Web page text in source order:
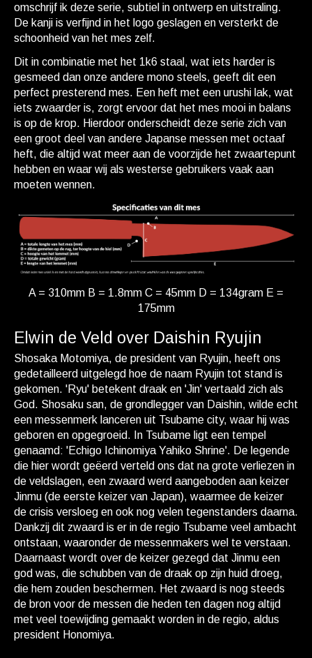
omschrijf ik deze serie, subtiel in ontwerp en uitstraling.
De kanji is verfijnd in het logo geslagen en versterkt de
schoonheid van het mes zelf.
Dit in combinatie met het 1k6 staal, wat iets harder is
gesmeed dan onze andere mono steels, geeft dit een
perfect presterend mes. Een heft met een urushi lak, wat
iets zwaarder is, zorgt ervoor dat het mes mooi in balans
is op de krop. Hierdoor onderscheidt deze serie zich van
een groot deel van andere Japanse messen met octaaf
heft, die altijd wat meer aan de voorzijde het zwaartepunt
hebben en waar wij als westerse gebruikers vaak aan
moeten wennen.
A = 310mm B = 1.8mm C = 45mm D = 134gram E =
175mm
Elwin de Veld over Daishin Ryujin
Shosaka Motomiya, de president van Ryujin, heeft ons
gedetailleerd uitgelegd hoe de naam Ryujin tot stand is
gekomen. 'Ryu' betekent draak en 'Jin' vertaald zich als
God. Shosaku san, de grondlegger van Daishin, wilde echt
een messenmerk lanceren uit Tsubame city, waar hij was
geboren en opgegroeid. In Tsubame ligt een tempel
genaamd: 'Echigo Ichinomiya Yahiko Shrine'. De legende
die hier wordt geëerd verteld ons dat na grote verliezen in
de veldslagen, een zwaard werd aangeboden aan keizer
Jinmu (de eerste keizer van Japan), waarmee de keizer
de crisis versloeg en ook nog velen tegenstanders daarna.
Dankzij dit zwaard is er in de regio Tsubame veel ambacht
ontstaan, waaronder de messenmakers wel te verstaan.
Daarnaast wordt over de keizer gezegd dat Jinmu een
god was, die schubben van de draak op zijn huid droeg,
die hem zouden beschermen. Het zwaard is nog steeds
de bron voor de messen die heden ten dagen nog altijd
met veel toewijding gemaakt worden in de regio, aldus
president Honomiya.